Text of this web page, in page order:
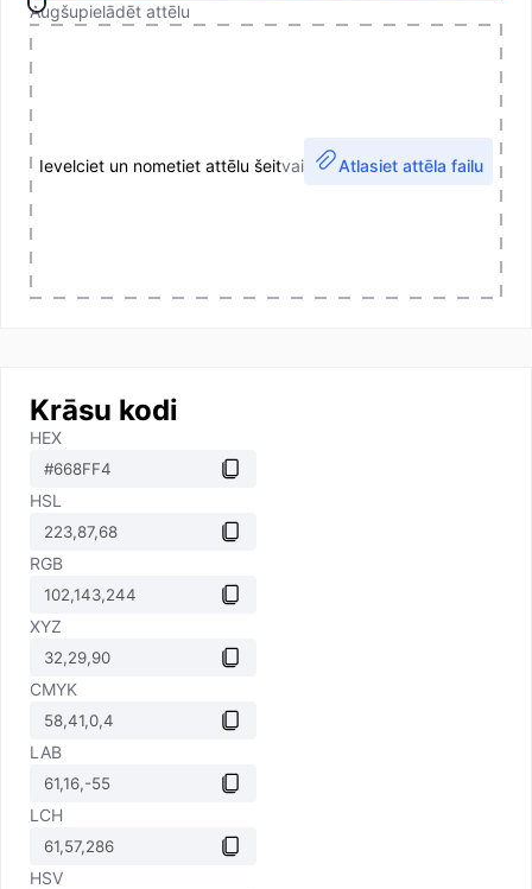
Augšupielādēt attēlu
Ievelciet un nometiet attēlu šeitvai Atlasiet attēla failu
Krāsu kodi
HEX
HSL
RGB
XYZ
CMYK
LAB
LCH
HSV